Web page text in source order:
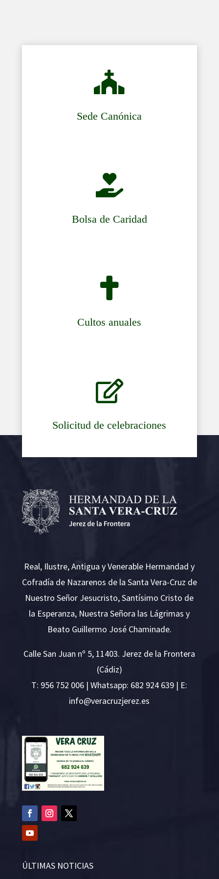

Sede Canónica

Bolsa de Caridad

Cultos anuales

Solicitud de celebraciones
Real, Ilustre, Antigua y Venerable Hermandad y
Cofradía de Nazarenos de la Santa Vera-Cruz de
Nuestro Señor Jesucristo, Santísimo Cristo de
la Esperanza, Nuestra Señora las Lágrimas y
Beato Guillermo José Chaminade.
Calle San Juan nº 5, 11403. Jerez de la Frontera
(Cádiz)
T: 956 752 006 | Whatsapp: 682 924 639 | E:
se.ze
rejzu
rcare
v@ofn
i
ÚLTIMAS NOTICIAS